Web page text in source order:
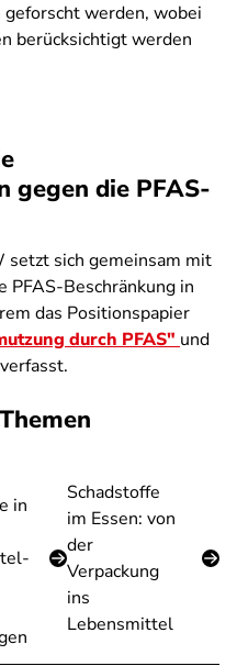
werden, wobei
berücksichtigt werden
gegen die PFAS-
setzt sich gemeinsam mit
PFAS-Beschränkung in
das Positionspapier
durch PFAS" und
in
Schadstoffe
im Essen: von
der
Verpackung
ins
Lebensmittel